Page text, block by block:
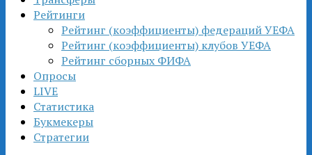
Рейтинги
Рейтинг (коэффициенты) федераций УЕФА
Рейтинг (коэффициенты) клубов УЕФА
Рейтинг сборных ФИФА
Опросы
LIVE
Статистика
Букмекеры
Стратегии